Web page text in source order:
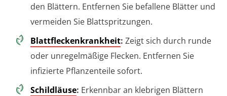
den Blättern. Entfernen Sie befallene Blätter und
vermeiden Sie Blattspritzungen.
Blattfleckenkrankheit: Zeigt sich durch runde
oder unregelmäßige Flecken. Entfernen Sie
infizierte Pflanzenteile sofort.
Schildläuse: Erkennbar an klebrigen Blättern